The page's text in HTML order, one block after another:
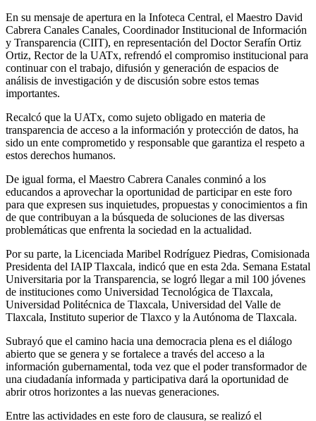
En su mensaje de apertura en la Infoteca Central, el Maestro David
Cabrera Canales Canales, Coordinador Institucional de Información
y Transparencia (CIIT), en representación del Doctor Serafín Ortiz
Ortiz, Rector de la UATx, refrendó el compromiso institucional para
continuar con el trabajo, difusión y generación de espacios de
análisis de investigación y de discusión sobre estos temas
importantes.
Recalcó que la UATx, como sujeto obligado en materia de
transparencia de acceso a la información y protección de datos, ha
sido un ente comprometido y responsable que garantiza el respeto a
estos derechos humanos.
De igual forma, el Maestro Cabrera Canales conminó a los
educandos a aprovechar la oportunidad de participar en este foro
para que expresen sus inquietudes, propuestas y conocimientos a fin
de que contribuyan a la búsqueda de soluciones de las diversas
problemáticas que enfrenta la sociedad en la actualidad.
Por su parte, la Licenciada Maribel Rodríguez Piedras, Comisionada
Presidenta del IAIP Tlaxcala, indicó que en esta 2da. Semana Estatal
Universitaria por la Transparencia, se logró llegar a mil 100 jóvenes
de instituciones como Universidad Tecnológica de Tlaxcala,
Universidad Politécnica de Tlaxcala, Universidad del Valle de
Tlaxcala, Instituto superior de Tlaxco y la Autónoma de Tlaxcala.
Subrayó que el camino hacia una democracia plena es el diálogo
abierto que se genera y se fortalece a través del acceso a la
información gubernamental, toda vez que el poder transformador de
una ciudadanía informada y participativa dará la oportunidad de
abrir otros horizontes a las nuevas generaciones.
Entre las actividades en este foro de clausura, se realizó el